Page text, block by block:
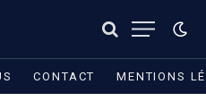
CONTACT MENTIONS